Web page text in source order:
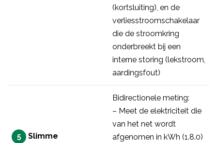
(kortsluiting), en de
verliesstroomschakelaar
die de stroomkring
onderbreekt bij een
interne storing (lekstroom,
aardingsfout)
5
Slimme
Bidirectionele meting:
– Meet de elektriciteit die
van het net wordt
afgenomen in kWh (1.8.0)